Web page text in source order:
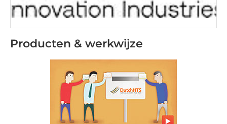
Producten & werkwijze